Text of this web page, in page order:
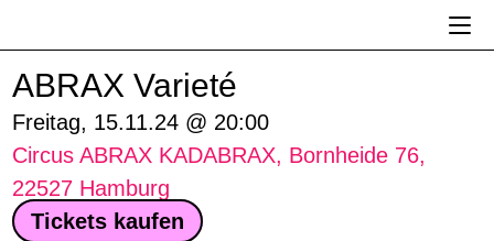
springen
ABRAX Varieté
Freitag, 15.11.24 @ 20:00
Circus ABRAX KADABRAX, Bornheide 76,
22527 Hamburg
Tickets kaufen